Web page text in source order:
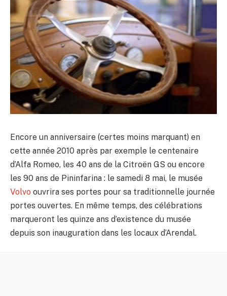
Encore un anniversaire (certes moins marquant) en
cette année 2010 après par exemple le centenaire
d’Alfa Romeo, les 40 ans de la Citroën GS ou encore
les 90 ans de Pininfarina : le samedi 8 mai, le musée
Volvo ouvrira ses portes pour sa traditionnelle journée
portes ouvertes. En même temps, des célébrations
marqueront les quinze ans d’existence du musée
depuis son inauguration dans les locaux d’Arendal.